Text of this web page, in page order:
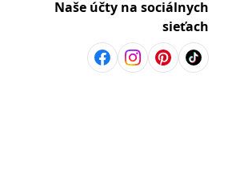
Naše účty na sociálnych
sieťach